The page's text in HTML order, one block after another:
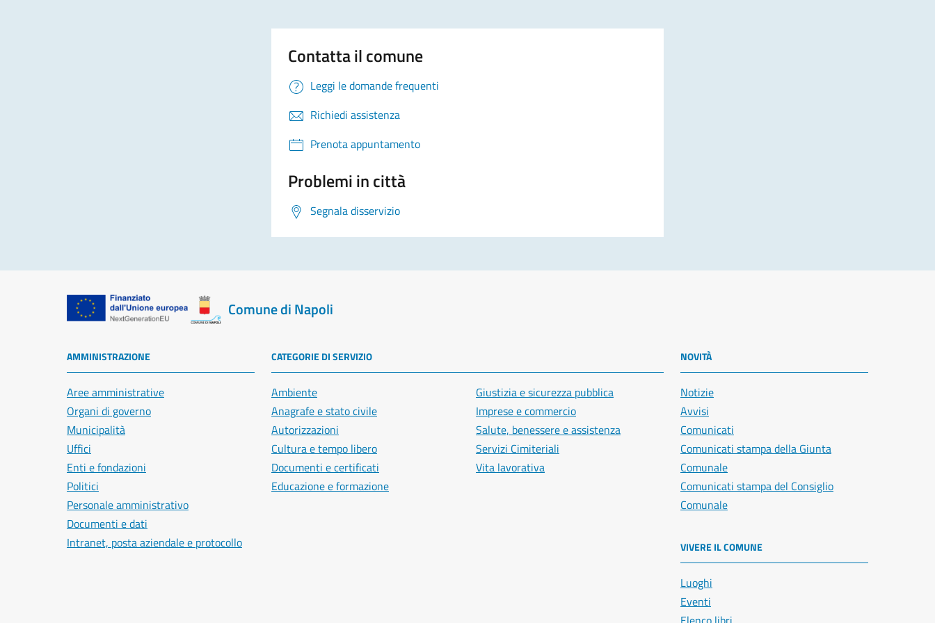
Contatta il comune
Leggi le domande frequenti
Richiedi assistenza
Prenota appuntamento
Problemi in città
Segnala disservizio
Comune di Napoli
AMMINISTRAZIONE
Aree amministrative
Organi di governo
Municipalità
Uffici
Enti e fondazioni
Politici
Personale amministrativo
Documenti e dati
Intranet, posta aziendale e protocollo
CATEGORIE DI SERVIZIO
Ambiente
Anagrafe e stato civile
Autorizzazioni
Cultura e tempo libero
Documenti e certificati
Educazione e formazione
Giustizia e sicurezza pubblica
Imprese e commercio
Salute, benessere e assistenza
Servizi Cimiteriali
Vita lavorativa
NOVITÀ
Notizie
Avvisi
Comunicati
Comunicati stampa della Giunta
Comunale
Comunicati stampa del Consiglio
Comunale
VIVERE IL COMUNE
Luoghi
Eventi